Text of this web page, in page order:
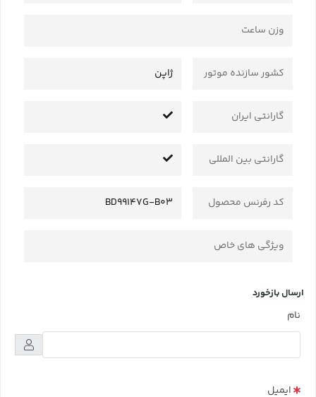
وزن ساعت
کشور سازنده موتور ژاپن
گارانتی ایران
گارانتی بین المللی
کد رفرنس محصول BD99147G-B03
ویژگی های خاص
ارسال بازخورد
نام
ایمیل